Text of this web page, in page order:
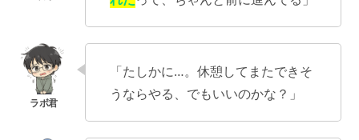
「たしかに…。休憩してまたできそ
うならやる、でもいいのかな？」